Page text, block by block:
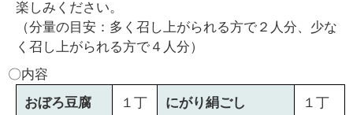
楽しみください。
（分量の目安：多く召し上がられる方で２人分、少な
く召し上がられる方で４人分）
〇内容
おぼろ豆腐
１丁 にがり絹ごし １丁